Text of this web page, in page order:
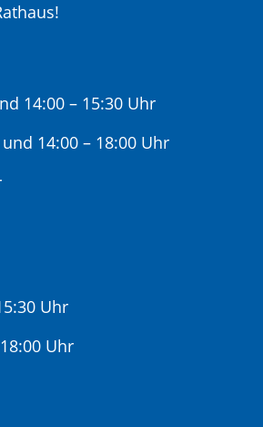
14:00 – 15:30 Uhr
14:00 – 18:00 Uhr
Uhr
Uhr